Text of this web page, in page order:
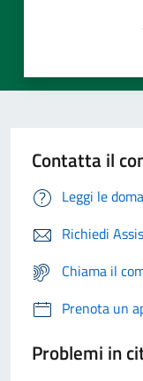
Contatta il
Leggi le
Richiedi
Chiama il
Prenota un
Problemi in